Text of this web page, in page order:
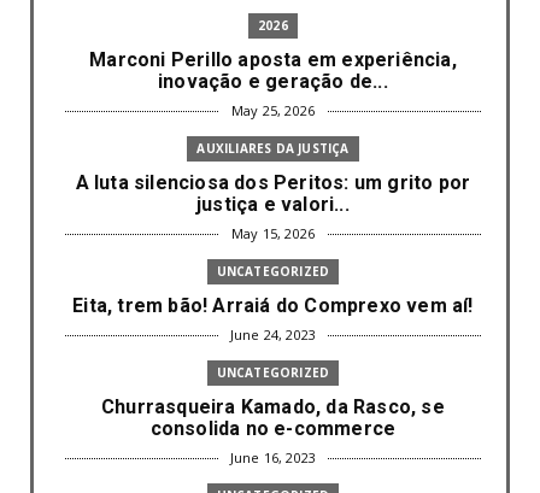
2026
Marconi Perillo aposta em experiência,
inovação e geração de...
May 25, 2026
AUXILIARES DA JUSTIÇA
A luta silenciosa dos Peritos: um grito por
justiça e valori...
May 15, 2026
UNCATEGORIZED
Eita, trem bão! Arraiá do Comprexo vem aí!
June 24, 2023
UNCATEGORIZED
Churrasqueira Kamado, da Rasco, se
consolida no e-commerce
June 16, 2023